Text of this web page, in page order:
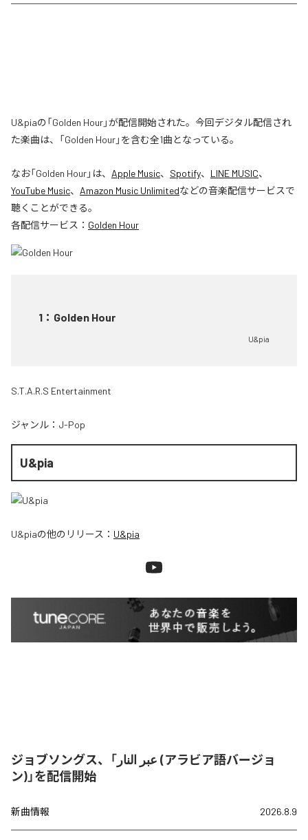
U&piaの「Golden Hour」が配信開始された。今回デジタル配信され
た楽曲は、「Golden Hour」を含む全1曲となっている。
なお「Golden Hour」は、 Apple Music、 Spotify、 LINE MUSIC、
YouTube Music、 Amazon Music Unlimitedなどの音楽配信サービスで
聴くことができる。
各配信サービス： Golden Hour
1 ： Golden Hour
U&pia
S.T.A.R.S Entertainment
ジャンル： J-Pop
U&pia
U&piaの他のリリース： U&pia
ジョブソングス、「عبر النار (アラビア語バージョ
ン)」を配信開始
新曲情報 2026.8.9